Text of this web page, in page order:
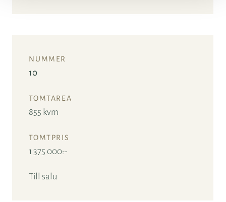
10
855 kvm
1 375 000:-
Till salu